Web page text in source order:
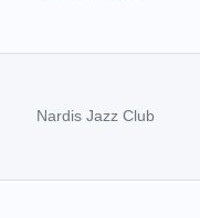
Nardis Jazz Club